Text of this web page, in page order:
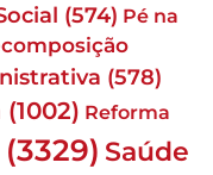
(574) Pé na
(578)
(1002) Reforma
(3329) Saúde